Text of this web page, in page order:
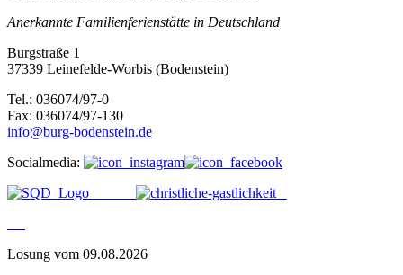
Anerkannte Familienferienstätte in Deutschland
Burgstraße 1
37339 Leinefelde-Worbis (Bodenstein)
Tel.: 036074/97-0
Fax: 036074/97-130
info@burg-bodenstein.de
Socialmedia:
Losung vom 09.08.2026